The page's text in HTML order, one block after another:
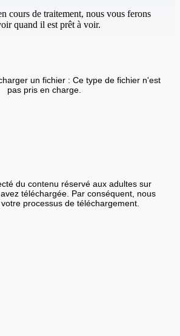
cours de traitement, nous vous ferons
quand il est prêt à voir.
un fichier : Ce type de fichier n'est
pas pris en charge.
du contenu réservé aux adultes sur
téléchargée. Par conséquent, nous
processus de téléchargement.